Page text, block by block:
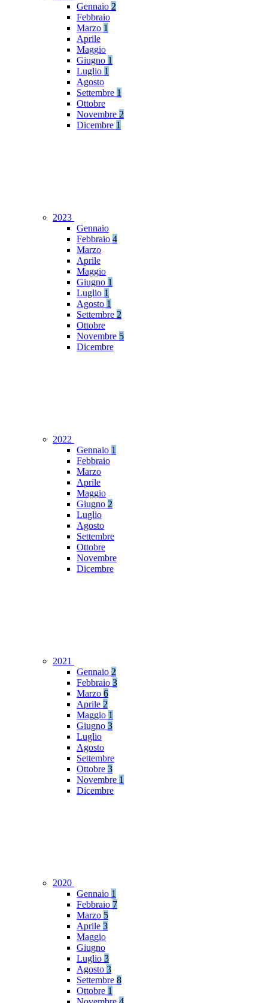
Gennaio 2
Febbraio
Marzo 1
Aprile
Maggio
Giugno 1
Luglio 1
Agosto
Settembre 1
Ottobre
Novembre 2
Dicembre 1
2023
Gennaio
Febbraio 4
Marzo
Aprile
Maggio
Giugno 1
Luglio 1
Agosto 1
Settembre 2
Ottobre
Novembre 5
Dicembre
2022
Gennaio 1
Febbraio
Marzo
Aprile
Maggio
Giugno 2
Luglio
Agosto
Settembre
Ottobre
Novembre
Dicembre
2021
Gennaio 2
Febbraio 3
Marzo 6
Aprile 2
Maggio 1
Giugno 3
Luglio
Agosto
Settembre
Ottobre 3
Novembre 1
Dicembre
2020
Gennaio 1
Febbraio 7
Marzo 5
Aprile 3
Maggio
Giugno
Luglio 3
Agosto 3
Settembre 8
Ottobre 1